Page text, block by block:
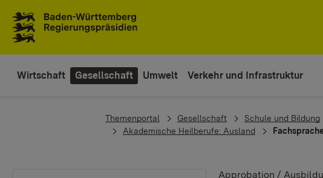
Wirtschaft Gesellschaft Umwelt Verkehr und Infrastruktur
You are here:
Themenportal Gesellschaft Schule und Bildung
Akademische Heilberufe: Ausland
Approbation /